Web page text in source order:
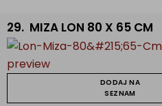
29. MIZA LON 80 X 65 CM
DODAJ NA
SEZNAM